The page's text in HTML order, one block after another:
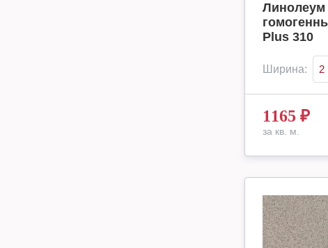
Линолеум
Plus 310
Ширина:
1165 ₽
за кв. м.